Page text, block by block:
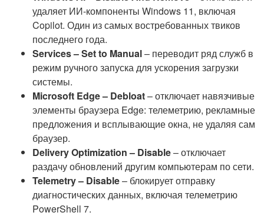
удаляет ИИ-компоненты Windows 11, включая
Copilot. Один из самых востребованных твиков
последнего года.
Services – Set to Manual– переводит ряд служб в
режим ручного запуска для ускорения загрузки
системы.
Microsoft Edge – Debloat– отключает навязчивые
элементы браузера Edge: телеметрию, рекламные
предложения и всплывающие окна, не удаляя сам
браузер.
Delivery Optimization – Disable– отключает
раздачу обновлений другим компьютерам по сети.
Telemetry – Disable– блокирует отправку
диагностических данных, включая телеметрию
PowerShell 7.